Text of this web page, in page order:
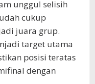
unggul selisih
cukup
juara grup.
target utama
posisi teratas
dengan